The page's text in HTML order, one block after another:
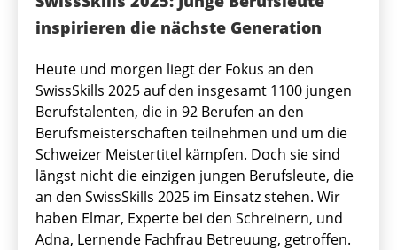
inspirieren die nächste Generation
Heute und morgen liegt der Fokus an den
SwissSkills 2025 auf den insgesamt 1100 jungen
Berufstalenten, die in 92 Berufen an den
Berufsmeisterschaften teilnehmen und um die
Schweizer Meistertitel kämpfen. Doch sie sind
längst nicht die einzigen jungen Berufsleute, die
an den SwissSkills 2025 im Einsatz stehen. Wir
haben Elmar, Experte bei den Schreinern, und
Adna, Lernende Fachfrau Betreuung, getroffen.